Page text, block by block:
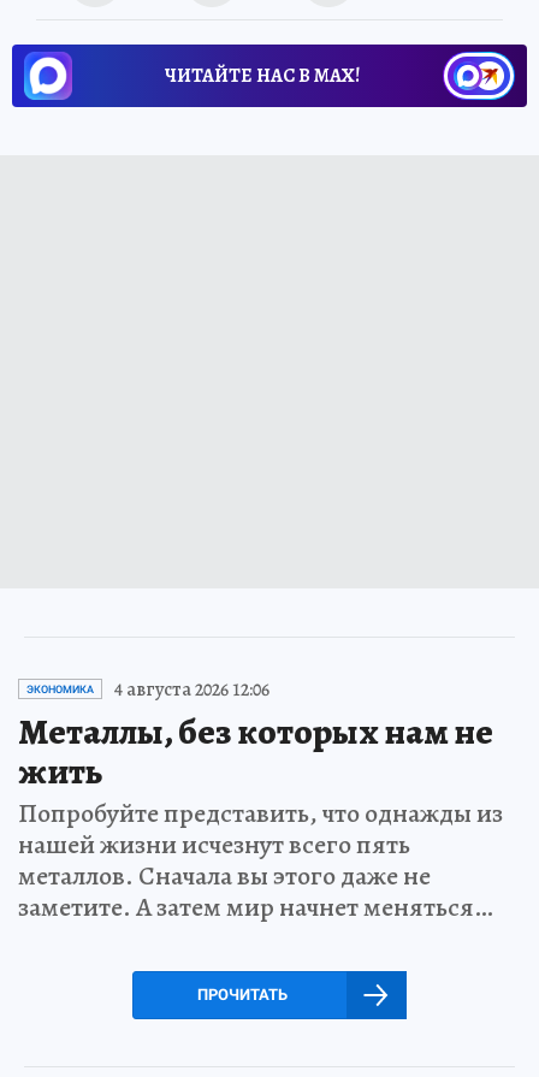
ЧИТАЙТЕ НАС В МАХ!
ЭКОНОМИКА 4 августа 2026 12:06
Металлы, без которых нам не
жить
Попробуйте представить, что однажды из
нашей жизни исчезнут всего пять
металлов. Сначала вы этого даже не
заметите. А затем мир начнет меняться…
ПРОЧИТАТЬ